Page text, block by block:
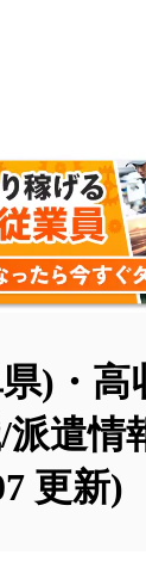
)・高
遣情
更新)